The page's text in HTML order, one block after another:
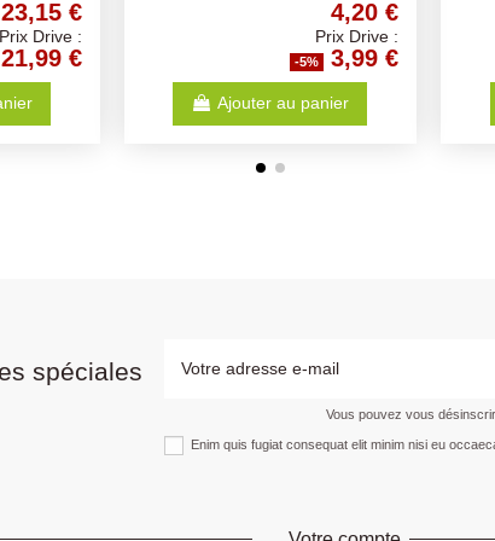
3,47 €
Prix Drive :
-5% 3,30 €
panier
24,20 €
Prix Drive :
-5% 22,99 €
Ajouter au panier
spéciales
Vous pouvez vous
Enim quis fugiat consequat elit minim nisi eu